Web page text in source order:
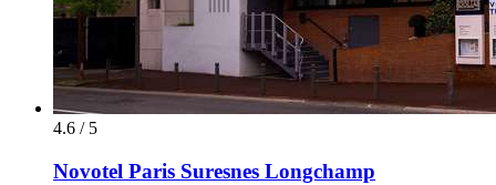
4.6 / 5
Novotel Paris Suresnes Longchamp